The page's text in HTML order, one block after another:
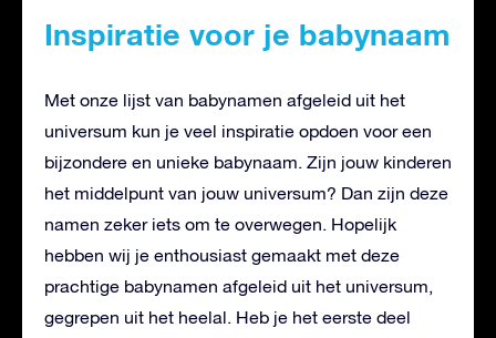
Inspiratie voor je babynaam
Met onze lijst van babynamen afgeleid uit het
universum kun je veel inspiratie opdoen voor een
bijzondere en unieke babynaam. Zijn jouw kinderen
het middelpunt van jouw universum? Dan zijn deze
namen zeker iets om te overwegen. Hopelijk
hebben wij je enthousiast gemaakt met deze
prachtige babynamen afgeleid uit het universum,
gegrepen uit het heelal. Heb je het eerste deel